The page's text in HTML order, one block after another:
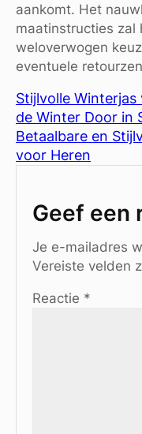
aankomt. Het
maatinstructies zal
weloverwogen
eventuele
Stijlvolle Winterjas
de Winter Door in
Betaalbare en
voor Heren
Geef een
Je e-mailadres
Vereiste velden
Reactie *